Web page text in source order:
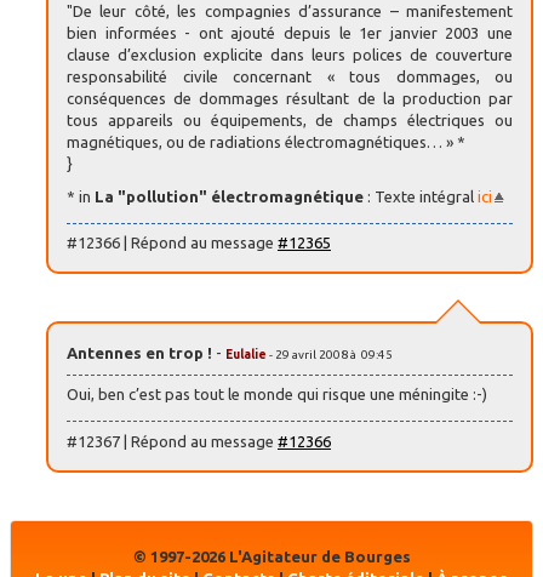
"De leur côté, les compagnies d’assurance – manifestement
bien informées - ont ajouté depuis le 1er janvier 2003 une
clause d’exclusion explicite dans leurs polices de couverture
responsabilité civile concernant « tous dommages, ou
conséquences de dommages résultant de la production par
tous appareils ou équipements, de champs électriques ou
magnétiques, ou de radiations électromagnétiques… » *
}
* in La "pollution" électromagnétique : Texte intégral ici
#12366 | Répond au message #12365
Antennes en trop ! - Eulalie - 29 avril 2008 à 09:45
Oui, ben c’est pas tout le monde qui risque une méningite :-)
#12367 | Répond au message #12366
© 1997-2026 L'Agitateur de Bourges